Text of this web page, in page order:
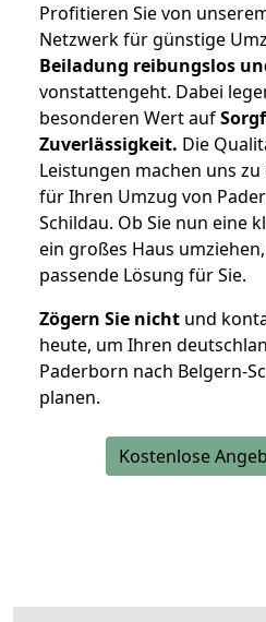
Profitieren Sie von
Netzwerk für günstige
Beiladung reibungslos
vonstattengeht. Dabei
besonderen Wert auf
Zuverlässigkeit. Die
Leistungen machen uns
für Ihren Umzug von
Schildau. Ob Sie nun eine
ein großes Haus
passende Lösung für Sie.
Zögern Sie nicht und
heute, um Ihren
Paderborn nach Belgern-
planen.
Kostenlose